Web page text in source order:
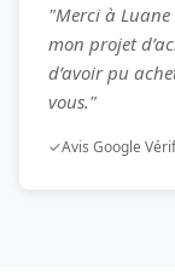
"Merci à
mon projet
d’avoir pu
vous."
✓Avis Google